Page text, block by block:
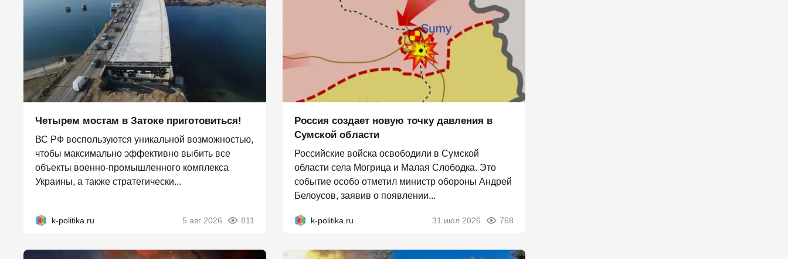
Четырем мостам в Затоке приготовиться!
ВС РФ воспользуются уникальной возможностью,
чтобы максимально эффективно выбить все
объекты военно-промышленного комплекса
Украины, а также стратегически...
k-politika.ru 5 авг 2026 811
Россия создает новую точку давления в
Сумской области
Российские войска освободили в Сумской
области села Могрица и Малая Слободка. Это
событие особо отметил министр обороны Андрей
Белоусов, заявив о появлении...
k-politika.ru 31 июл 2026 768